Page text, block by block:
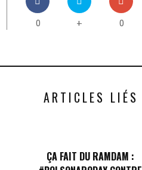
0 + 0
ARTICLES LIÉS
ÇA FAIT DU RAMDAM :